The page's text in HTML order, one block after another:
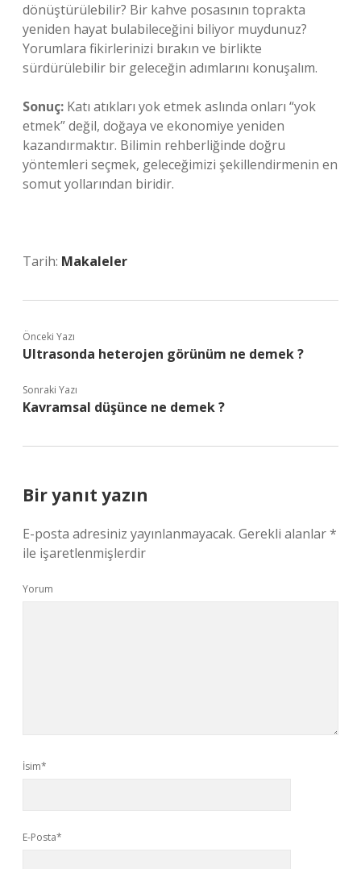
dönüştürülebilir? Bir kahve posasının toprakta
yeniden hayat bulabileceğini biliyor muydunuz?
Yorumlara fikirlerinizi bırakın ve birlikte
sürdürülebilir bir geleceğin adımlarını konuşalım.
Sonuç: Katı atıkları yok etmek aslında onları “yok
etmek” değil, doğaya ve ekonomiye yeniden
kazandırmaktır. Bilimin rehberliğinde doğru
yöntemleri seçmek, geleceğimizi şekillendirmenin en
somut yollarından biridir.
Tarih: Makaleler
Önceki Yazı
Ultrasonda heterojen görünüm ne demek ?
Sonraki Yazı
Kavramsal düşünce ne demek ?
Bir yanıt yazın
E-posta adresiniz yayınlanmayacak. Gerekli alanlar*
ile işaretlenmişlerdir
Yorum
İsim*
E-Posta*